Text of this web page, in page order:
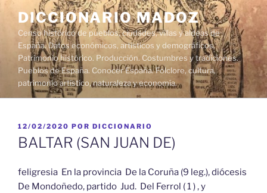
contenido
DICCIONARIO MADOZ
Censo histórico de pueblos, ciudades, villas y aldeas de
España. Datos económicos, artísticos y demográficos.
Patrimonio histórico. Producción. Costumbres y tradiciones.
Pueblos de España. Conocer España. Folclore, cultura,
patrimonio artístico, naturaleza y economía.
PUBLICADO
EL
12/02/2020 POR DICCIONARIO
BALTAR (SAN JUAN DE)
feligresia En la provincia De la Coruña (9 leg.), diócesis
De Mondoñedo, partido Jud. Del Ferrol ( 1 ) , y